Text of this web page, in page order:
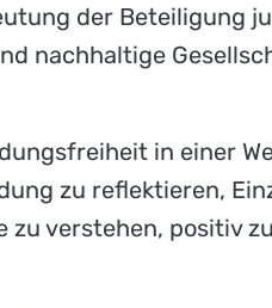
der Beteiligung
nachhaltige
in einer
zu reflektieren,
verstehen, positiv